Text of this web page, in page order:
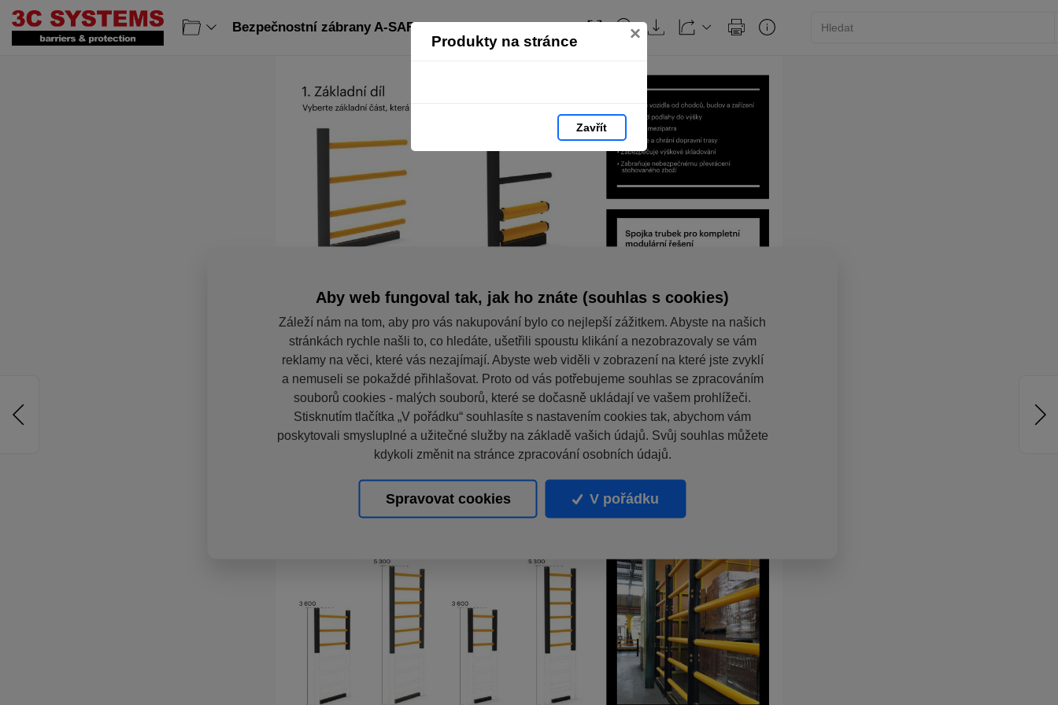
Produkty na stránce ×
Zavřít
Bezpečnostní zábrany A-SAFE: strana 13
Aby web fungoval tak, jak ho znáte (souhlas s cookies)
Záleží nám na tom, aby pro vás nakupování bylo co nejlepší zážitkem. Abyste na našich
stránkách rychle našli to, co hledáte, ušetřili spoustu klikání a nezobrazovaly se vám
reklamy na věci, které vás nezajímají. Abyste web viděli v zobrazení na které jste zvyklí
a nemuseli se pokaždé přihlašovat. Proto od vás potřebujeme souhlas se zpracováním
souborů cookies - malých souborů, které se dočasně ukládají ve vašem prohlížeči.
Stisknutím tlačítka „V pořádku“ souhlasíte s nastavením cookies tak, abychom vám
poskytovali smysluplné a užitečné služby na základě vašich údajů. Svůj souhlas můžete
kdykoli změnit na stránce zpracování osobních údajů.
Spravovat cookies V pořádku